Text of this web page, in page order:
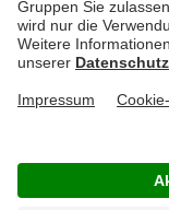
* Greifen Sie schnell
gesetzlichen
AGB
Verantwortung /
Copyright ©